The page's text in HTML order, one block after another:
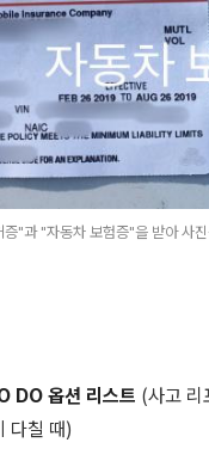
증"과 "자동차 보험증"을 받아 사
DO 옵션 리스트 (사고 리
다칠 때)